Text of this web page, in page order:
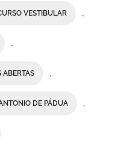
VESTIBULAR ,
,
ABERTAS ,
DE PÁDUA ,